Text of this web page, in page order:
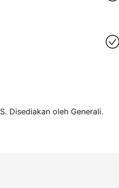
Disediakan oleh Generali.